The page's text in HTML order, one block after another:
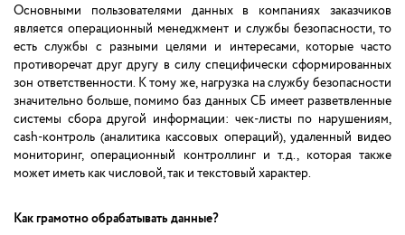
Основными пользователями данных в компаниях заказчиков
является операционный менеджмент и службы безопасности, то
есть службы с разными целями и интересами, которые часто
противоречат друг другу в силу специфически сформированных
зон ответственности. К тому же, нагрузка на службу безопасности
значительно больше, помимо баз данных СБ имеет разветвленные
системы сбора другой информации: чек-листы по нарушениям,
cash-контроль (аналитика кассовых операций), удаленный видео
мониторинг, операционный контроллинг и т.д., которая также
может иметь как числовой, так и текстовый характер.
Как грамотно обрабатывать данные?